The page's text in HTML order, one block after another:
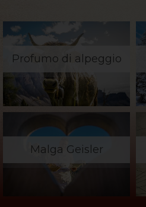
Profumo di alpeggio
Malga Geisler